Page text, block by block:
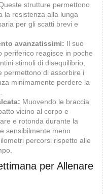
strutture permettono
la resistenza alla lunga
per gli scatti brevi e
avanzatissimi: Il suo
periferico reagisce in poche
stimoli di disequilibrio,
permettono di assorbire i
minimamente perdere la
Muovendo le braccia
vicino al corpo e
e rotonda durante la
sensibilmente meno
percorsi rispetto alle
per Allenare